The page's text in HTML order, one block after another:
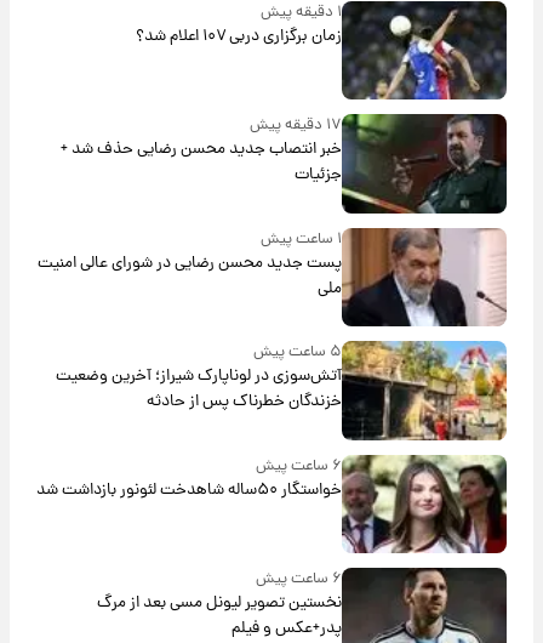
زمان برگزاری دربی ۱۰۷ اعلام شد؟
۱۷ دقیقه پیش
خبر انتصاب جدید محسن رضایی حذف شد +
جزئیات
پست جدید محسن رضایی در شورای عالی امنیت
ملی
۵ ساعت پیش
آتش‌سوزی در لوناپارک شیراز؛ آخرین وضعیت
خزندگان خطرناک پس از حادثه
۶ ساعت پیش
خواستگار ۵۰ساله شاهدخت لئونور بازداشت شد
نخستین تصویر لیونل مسی بعد از مرگ
پدر+عکس و فیلم